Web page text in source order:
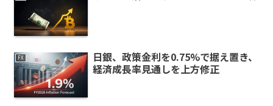
FX
日銀、政策金利を0.75%で据え置き、
経済成長率見通しを上方修正